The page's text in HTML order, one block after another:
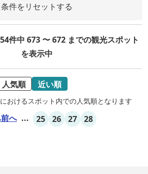
条件をリセットする
件中 673 〜 672 までの観光スポット
を表示中
人気順 近い順
おけるスポット内での人気順となります
前へ ... 25 26 27 28